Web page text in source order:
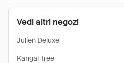
Vedi altri negozi
Julien Deluxe
Kangal Tree